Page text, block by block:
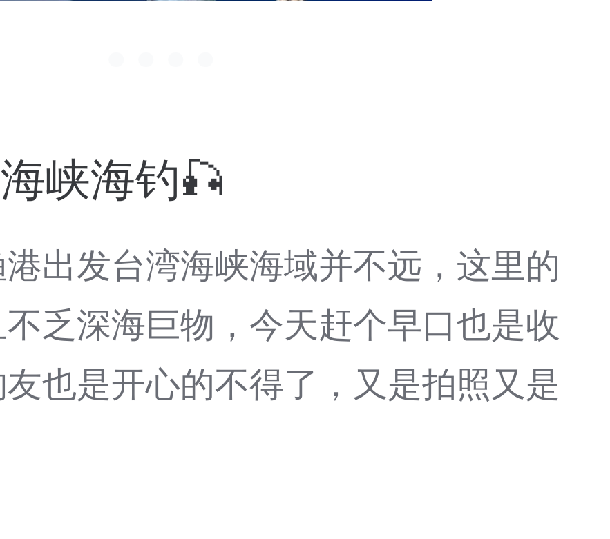
峡海钓🎣
出发台湾海峡海域并不远，这里的
乏深海巨物，今天赶个早口也是收
也是开心的不得了，又是拍照又是